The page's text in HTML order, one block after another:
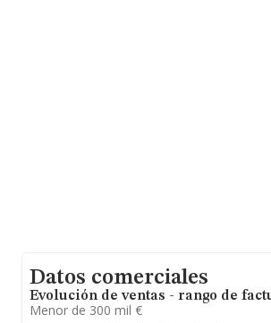
Datos comerciales
Evolución de ventas - rango de
Menor de 300 mil €